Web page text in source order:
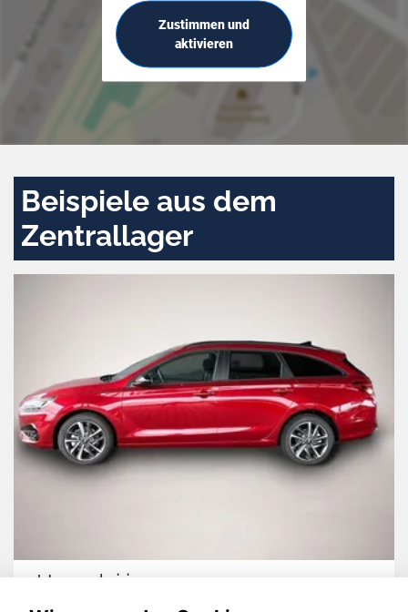
Zustimmen und
aktivieren
Beispiele aus dem
Zentrallager
Hyundai i30